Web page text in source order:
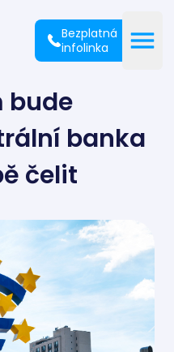
Bezplatná
infolinka
bude
banka
čelit